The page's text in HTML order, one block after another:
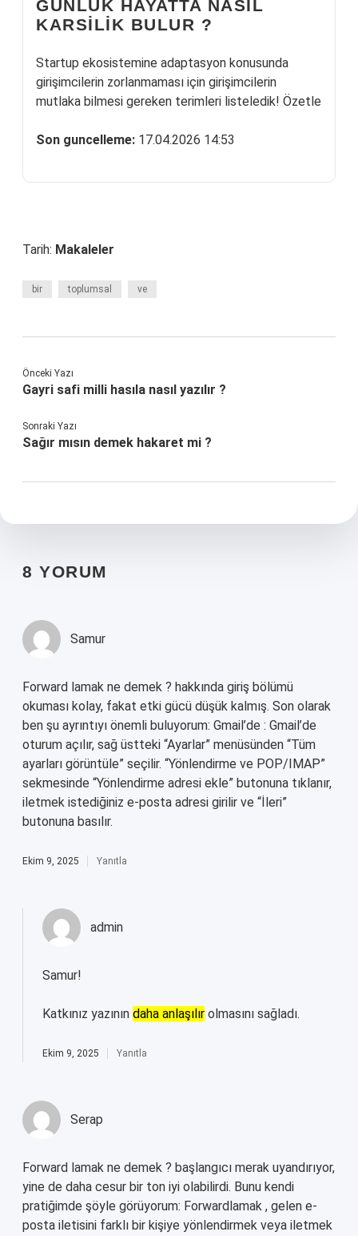
GUNLUK HAYATTA NASIL
KARSILIK BULUR ?
Startup ekosistemine adaptasyon konusunda
girişimcilerin zorlanmaması için girişimcilerin
mutlaka bilmesi gereken terimleri listeledik! Özetle
Son guncelleme: 17.04.2026 14:53
Tarih: Makaleler
bir toplumsal ve
Önceki Yazı
Gayri safi milli hasıla nasıl yazılır ?
Sonraki Yazı
Sağır mısın demek hakaret mi ?
8 YORUM
Samur
Forward lamak ne demek ? hakkında giriş bölümü
okuması kolay, fakat etki gücü düşük kalmış. Son olarak
ben şu ayrıntıyı önemli buluyorum: Gmail’de : Gmail’de
oturum açılır, sağ üstteki “Ayarlar” menüsünden “Tüm
ayarları görüntüle” seçilir. “Yönlendirme ve POP/IMAP”
sekmesinde “Yönlendirme adresi ekle” butonuna tıklanır,
iletmek istediğiniz e-posta adresi girilir ve “İleri”
butonuna basılır.
Ekim 9, 2025 Yanıtla
admin
Samur!
Katkınız yazının daha anlaşılır olmasını sağladı.
Ekim 9, 2025 Yanıtla
Serap
Forward lamak ne demek ? başlangıcı merak uyandırıyor,
yine de daha cesur bir ton iyi olabilirdi. Bunu kendi
pratiğimde şöyle görüyorum: Forwardlamak , gelen e-
posta iletisini farklı bir kişiye yönlendirmek veya iletmek